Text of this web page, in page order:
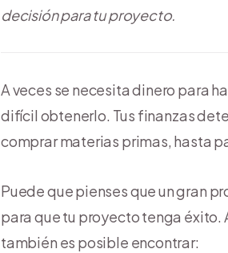
decisión para tu proyecto.
A veces se necesita dinero para
difícil obtenerlo. Tus finanzas
comprar materias primas, hasta
Puede que pienses que un gran
para que tu proyecto tenga éxito.
también es posible encontrar: